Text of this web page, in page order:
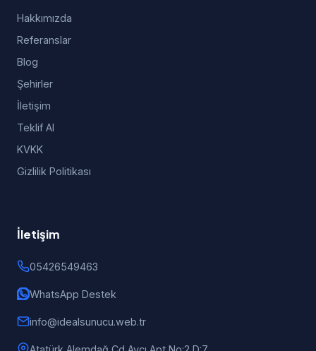
Hakkımızda
Referanslar
Blog
Şehirler
İletişim
Teklif Al
KVKK
Gizlilik Politikası
İletişim
05426549463
WhatsApp Destek
info@idealsunucu.web.tr